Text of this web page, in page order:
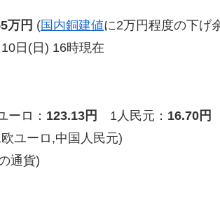
万円 (国内銅建値に2万円程度の下げ
日(日) 16時現在
ーロ： 123.13円 1人民元： 16.70円
ユーロ,中国人民元)
通貨)